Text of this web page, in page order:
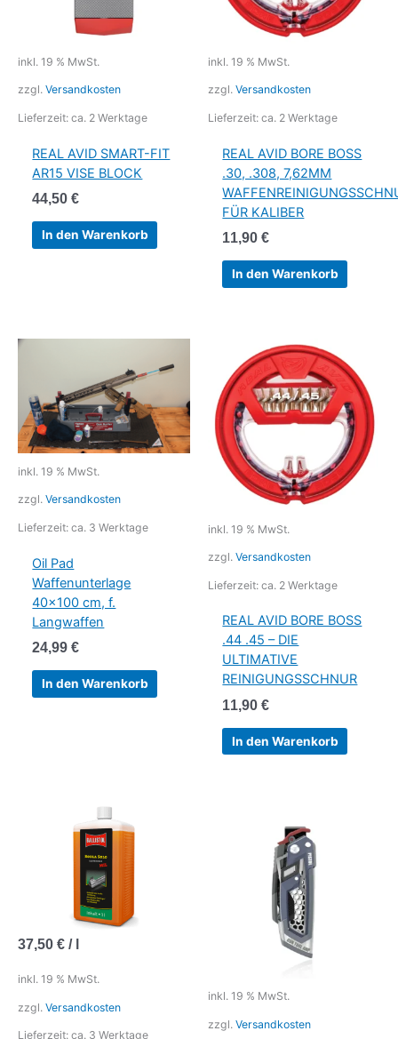
inkl. 19 % MwSt.
zzgl. Versandkosten
Lieferzeit: ca. 2 Werktage
REAL AVID SMART-FIT
AR15 VISE BLOCK
44,50€
In den Warenkorb
inkl. 19 % MwSt.
zzgl. Versandkosten
Lieferzeit: ca. 2 Werktage
REAL AVID BORE BOSS
.30, .308, 7,62MM
FÜR KALIBER
11,90€
In den Warenkorb
inkl. 19 % MwSt.
zzgl. Versandkosten
Lieferzeit: ca. 3 Werktage
Oil Pad
Waffenunterlage
40×100 cm, f.
Langwaffen
24,99€
In den Warenkorb
inkl. 19 % MwSt.
zzgl. Versandkosten
Lieferzeit: ca. 2 Werktage
REAL AVID BORE BOSS
.44 .45 – DIE
ULTIMATIVE
REINIGUNGSSCHNUR
11,90€
In den Warenkorb
37,50 € /
inkl. 19 % MwSt.
zzgl. Versandkosten
Lieferzeit: ca. 3 Werktage
inkl. 19 % MwSt.
zzgl. Versandkosten